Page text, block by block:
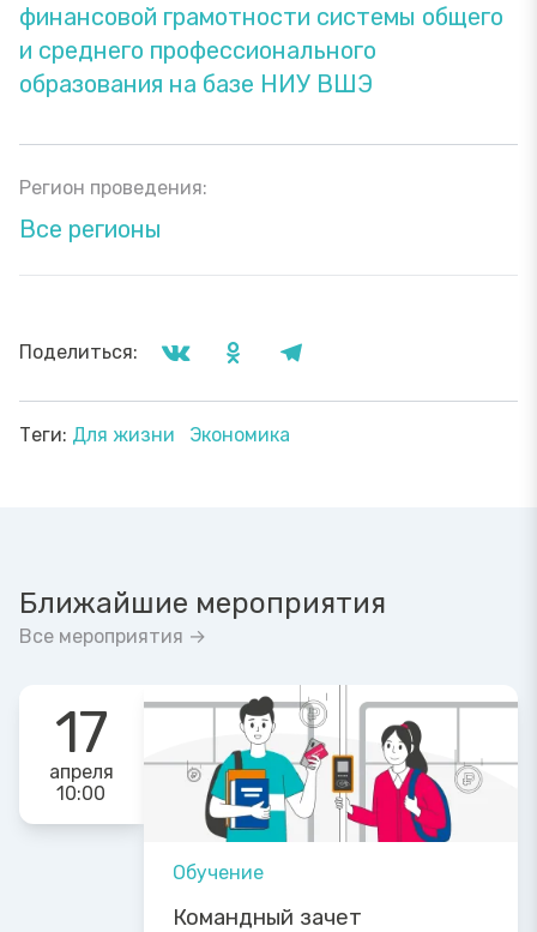
финансовой грамотности системы общего
и среднего профессионального
образования на базе НИУ ВШЭ
Регион проведения:
Все регионы
Поделиться:
Теги: Для жизни Экономика
Ближайшие мероприятия
Все мероприятия →
17
апреля
10:00
Обучение
Командный зачет